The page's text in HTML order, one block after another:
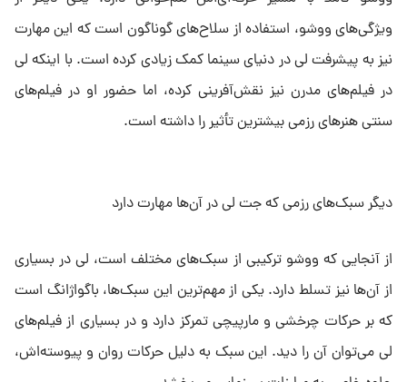
ویژگی‌های ووشو، استفاده از سلاح‌های گوناگون است که این مهارت
نیز به پیشرفت لی در دنیای سینما کمک زیادی کرده است. با اینکه لی
در فیلم‌های مدرن نیز نقش‌آفرینی کرده، اما حضور او در فیلم‌های
سنتی هنرهای رزمی بیشترین تأثیر را داشته است.
دیگر سبک‌های رزمی که جت لی در آن‌ها مهارت دارد
از آنجایی که ووشو ترکیبی از سبک‌های مختلف است، لی در بسیاری
از آن‌ها نیز تسلط دارد. یکی از مهم‌ترین این سبک‌ها، باگواژانگ است
که بر حرکات چرخشی و مارپیچی تمرکز دارد و در بسیاری از فیلم‌های
لی می‌توان آن را دید. این سبک به دلیل حرکات روان و پیوسته‌اش،